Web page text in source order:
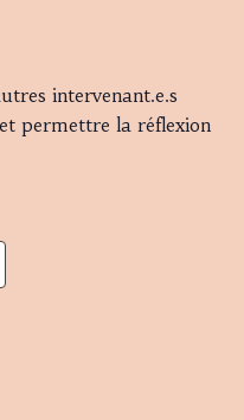
intervenant.e.s
permettre la réflexion